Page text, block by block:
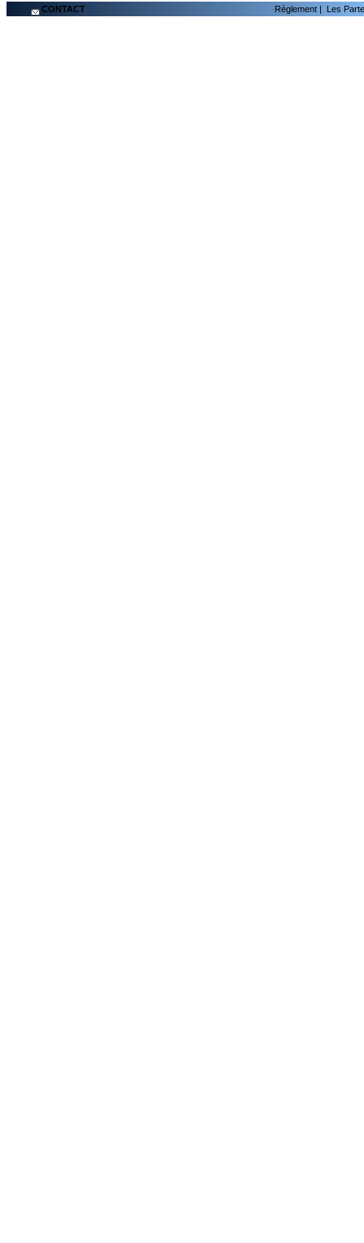
CONTACT Règlement | Les